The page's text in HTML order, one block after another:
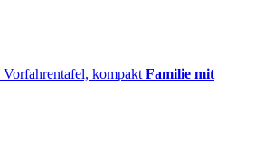
Vorfahrentafel, kompakt Familie mit